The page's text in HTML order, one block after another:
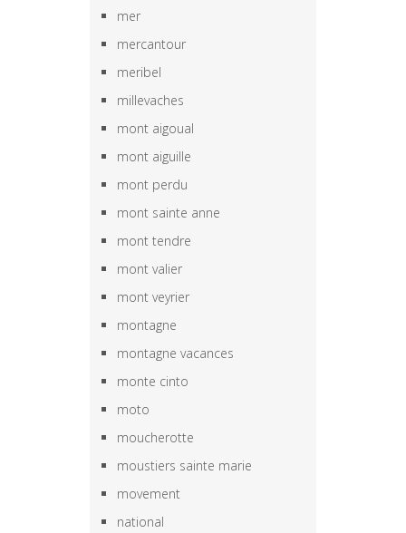
mer
mercantour
meribel
millevaches
mont aigoual
mont aiguille
mont perdu
mont sainte anne
mont tendre
mont valier
mont veyrier
montagne
montagne vacances
monte cinto
moto
moucherotte
moustiers sainte marie
movement
national